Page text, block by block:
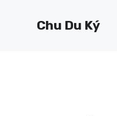
Chu Du Ký